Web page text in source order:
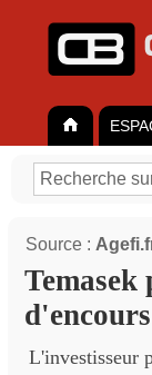
Source :
d'encours
L'investisseur